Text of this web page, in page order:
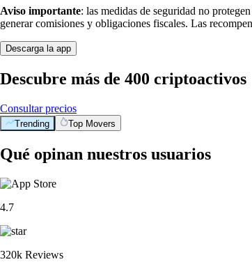
Aviso importante: las medidas de seguridad no
generar comisiones y obligaciones fiscales. Las
Descarga la app
Descubre más de 400 criptoactivos
Consultar precios
Trending Top Movers
Qué opinan nuestros usuarios
4.7
320k Reviews